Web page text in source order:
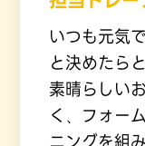
いつも元気
と決めたら
素晴らしい
く、フォー